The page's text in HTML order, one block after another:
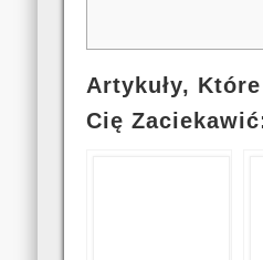
Artykuły,
Cię